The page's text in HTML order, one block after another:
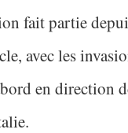
fait partie
avec les
en direction